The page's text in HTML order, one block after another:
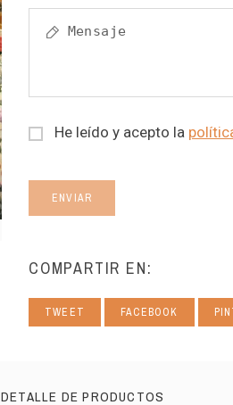
He leído y acepto la
ENVIAR
COMPARTIR EN:
TWEET FACEBOOK
DETALLE DE PRODUCTOS